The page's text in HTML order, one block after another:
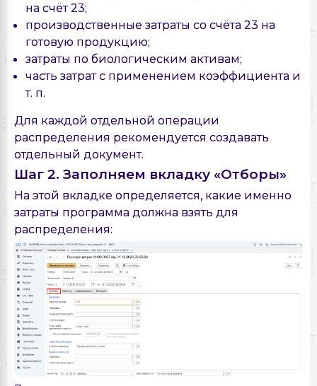
на счёт 23;
производственные затраты со счёта 23 на
готовую продукцию;
затраты по биологическим активам;
часть затрат с применением коэффициента и
т. п.
Для каждой отдельной операции
распределения рекомендуется создавать
отдельный документ.
Шаг 2. Заполняем вкладку «Отборы»
На этой вкладке определяется, какие именно
затраты программа должна взять для
распределения: